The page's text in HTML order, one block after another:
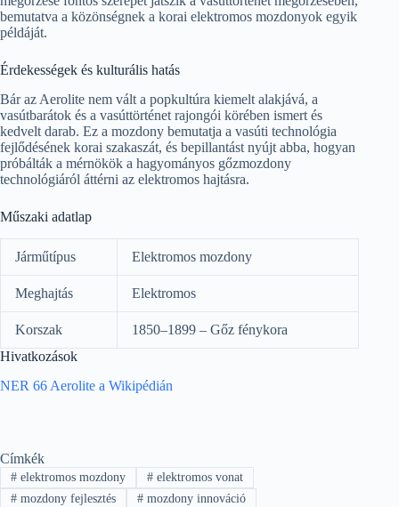
bemutatva a közönségnek a korai elektromos mozdonyok egyik
példáját.
Érdekességek és kulturális hatás
Bár az Aerolite nem vált a popkultúra kiemelt alakjává, a
vasútbarátok és a vasúttörténet rajongói körében ismert és
kedvelt darab. Ez a mozdony bemutatja a vasúti technológia
fejlődésének korai szakaszát, és bepillantást nyújt abba, hogyan
próbálták a mérnökök a hagyományos gőzmozdony
technológiáról áttérni az elektromos hajtásra.
Műszaki adatlap
Járműtípus Elektromos mozdony
Meghajtás Elektromos
Korszak
1850–1899 – Gőz fénykora
Hivatkozások
NER 66 Aerolite a Wikipédián
Címkék
#elektromos mozdony #elektromos vonat
#mozdony fejlesztés #mozdony innováció